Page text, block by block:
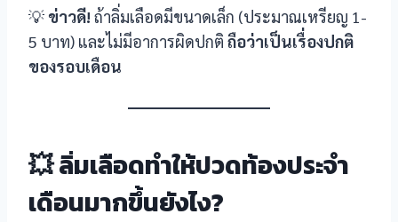
💡 ข่าวดี! ถ้าลิ่มเลือดมีขนาดเล็ก (ประมาณเหรียญ 1-
5 บาท) และไม่มีอาการผิดปกติ ถือว่าเป็นเรื่องปกติ
ของรอบเดือน
💥 ลิ่มเลือดทำให้ปวดท้องประจำ
เดือนมากขึ้นยังไง?